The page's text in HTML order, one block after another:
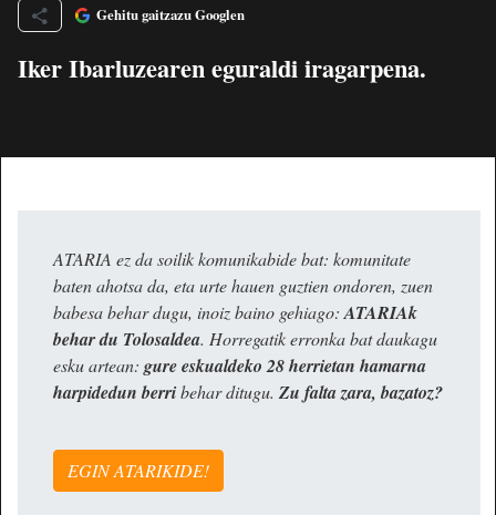
Gehitu gaitzazu Googlen
Iker Ibarluzearen eguraldi iragarpena.
ATARIA ez da soilik komunikabide bat: komunitate
baten ahotsa da, eta urte hauen guztien ondoren, zuen
babesa behar dugu, inoiz baino gehiago: ATARIAk
behar du Tolosaldea. Horregatik erronka bat daukagu
esku artean: gure eskualdeko 28 herrietan hamarna
harpidedun berribehar ditugu. Zu falta zara, bazatoz?
EGIN ATARIKIDE!